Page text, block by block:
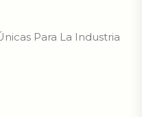
Para La Industria